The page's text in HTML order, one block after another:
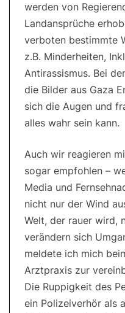
werden von
Landansprüche
verboten bestimmte
z.B. Minderheiten,
Antirassismus. Bei
die Bilder aus Gaza
sich die Augen und
alles wahr sein kann.
Auch wir reagieren
sogar empfohlen –
Media und
nicht nur der Wind
Welt, der rauer wird,
verändern sich
meldete ich mich
Arztpraxis zur
Die Ruppigkeit des
ein Polizeiverhör als